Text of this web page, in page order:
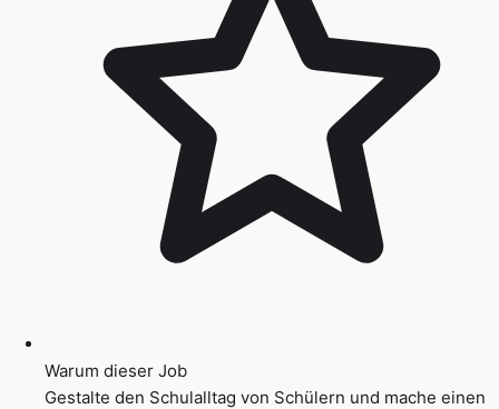
Warum dieser Job
Gestalte den Schulalltag von Schülern und mache einen